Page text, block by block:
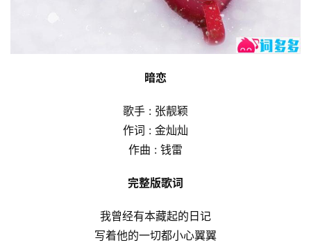
暗恋
歌手 : 张靓颖
作词 : 金灿灿
作曲 : 钱雷
完整版歌词
我曾经有本藏起的日记
写着他的一切都小心翼翼